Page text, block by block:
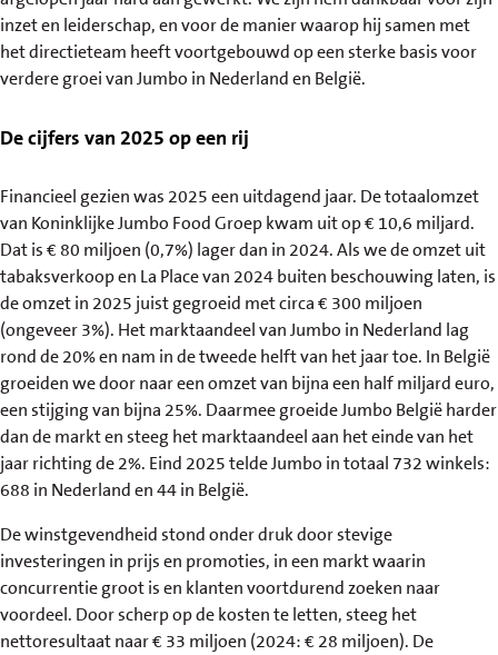
inzet en leiderschap, en voor de manier waarop hij samen met
het directieteam heeft voortgebouwd op een sterke basis voor
verdere groei van Jumbo in Nederland en België.
De cijfers van 2025 op een rij
Financieel gezien was 2025 een uitdagend jaar. De totaalomzet
van Koninklijke Jumbo Food Groep kwam uit op € 10,6 miljard.
Dat is € 80 miljoen (0,7%) lager dan in 2024. Als we de omzet uit
tabaksverkoop en La Place van 2024 buiten beschouwing laten, is
de omzet in 2025 juist gegroeid met circa € 300 miljoen
(ongeveer 3%). Het marktaandeel van Jumbo in Nederland lag
rond de 20% en nam in de tweede helft van het jaar toe. In België
groeiden we door naar een omzet van bijna een half miljard euro,
een stijging van bijna 25%. Daarmee groeide Jumbo België harder
dan de markt en steeg het marktaandeel aan het einde van het
jaar richting de 2%. Eind 2025 telde Jumbo in totaal 732 winkels:
688 in Nederland en 44 in België.
De winstgevendheid stond onder druk door stevige
investeringen in prijs en promoties, in een markt waarin
concurrentie groot is en klanten voortdurend zoeken naar
voordeel. Door scherp op de kosten te letten, steeg het
nettoresultaat naar € 33 miljoen (2024: € 28 miljoen). De